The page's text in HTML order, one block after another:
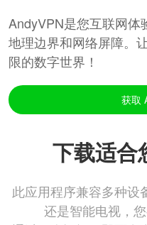
AndyVPN是您互联网体
地理边界和网络屏障。
限的数字世界！
获取
下载适合
此应用程序兼容多种设
还是智能电视，